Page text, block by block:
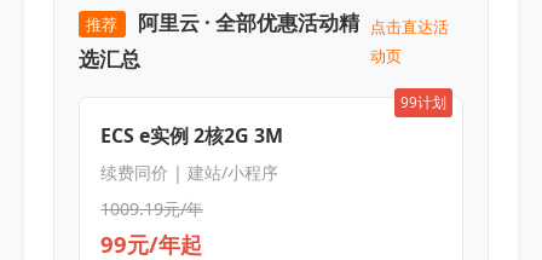
推荐
阿里云 · 全部优惠活动精
选汇总
点击直达活
动页
99计划
ECS e实例 2核2G 3M
续费同价 | 建站/小程序
1009.19元/年
99元/年起